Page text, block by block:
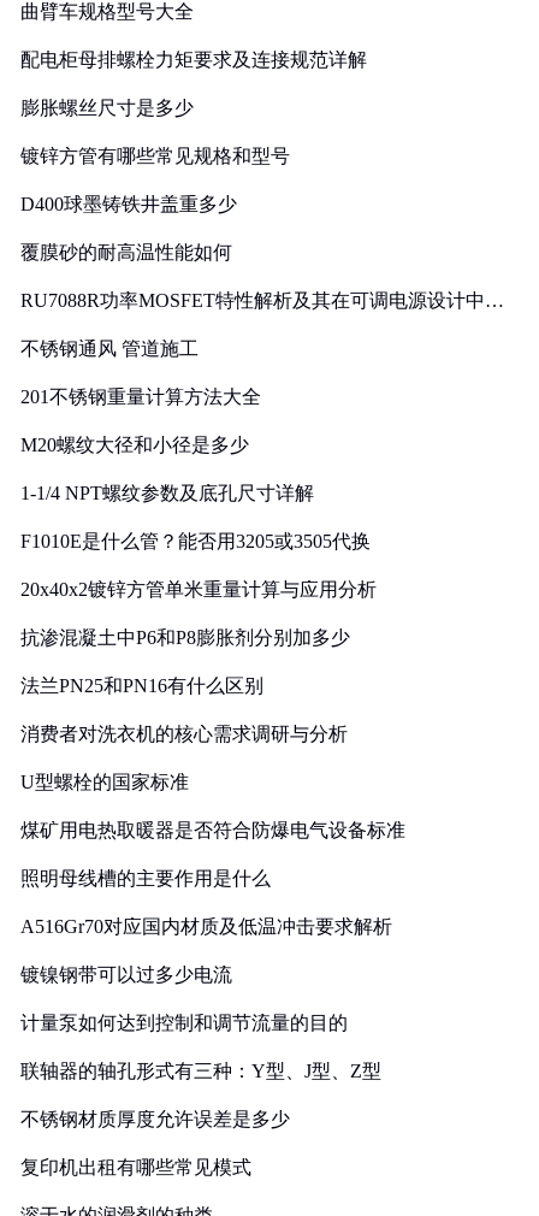
曲臂车规格型号大全
配电柜母排螺栓力矩要求及连接规范详解
膨胀螺丝尺寸是多少
镀锌方管有哪些常见规格和型号
D400球墨铸铁井盖重多少
覆膜砂的耐高温性能如何
RU7088R功率MOSFET特性解析及其在可调电源设计中的
不锈钢通风 管道施工
201不锈钢重量计算方法大全
M20螺纹大径和小径是多少
1-1/4 NPT螺纹参数及底孔尺寸详解
F1010E是什么管？能否用3205或3505代换
20x40x2镀锌方管单米重量计算与应用分析
抗渗混凝土中P6和P8膨胀剂分别加多少
法兰PN25和PN16有什么区别
消费者对洗衣机的核心需求调研与分析
U型螺栓的国家标准
煤矿用电热取暖器是否符合防爆电气设备标准
照明母线槽的主要作用是什么
A516Gr70对应国内材质及低温冲击要求解析
镀镍钢带可以过多少电流
计量泵如何达到控制和调节流量的目的
联轴器的轴孔形式有三种：Y型、J型、Z型
不锈钢材质厚度允许误差是多少
复印机出租有哪些常见模式